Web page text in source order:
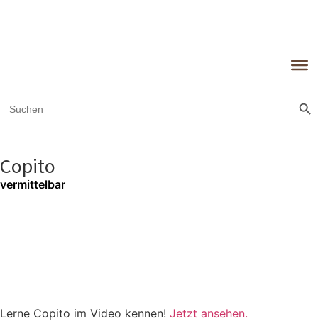
for:
Copito
vermittelbar
Lerne Copito im Video kennen! Jetzt ansehen.